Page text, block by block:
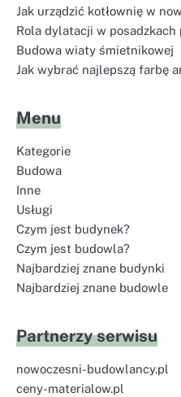
Jak urządzić kotłownię w
Rola dylatacji w posadzkach
Budowa wiaty śmietnikowej
Jak wybrać najlepszą farbę
Menu
Kategorie
Budowa
Inne
Usługi
Czym jest budynek?
Czym jest budowla?
Najbardziej znane budynki
Najbardziej znane budowle
Partnerzy serwisu
nowoczesni-budowlancy.pl
ceny-materialow.pl